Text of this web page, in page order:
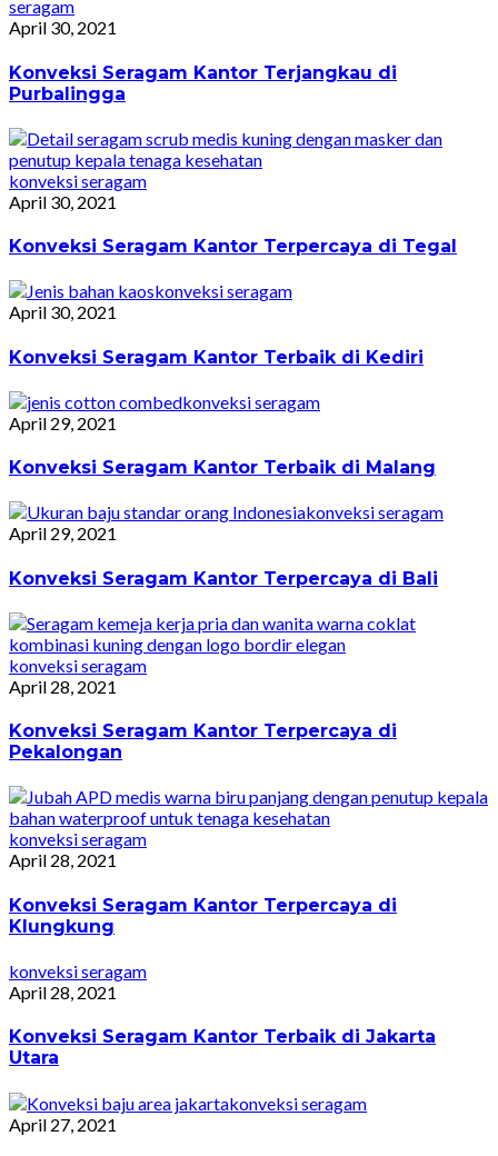
seragam
April 30, 2021
Konveksi Seragam Kantor Terjangkau di
Purbalingga
konveksi seragam
April 30, 2021
Konveksi Seragam Kantor Terpercaya di Tegal
konveksi seragam
April 30, 2021
Konveksi Seragam Kantor Terbaik di Kediri
konveksi seragam
April 29, 2021
Konveksi Seragam Kantor Terbaik di Malang
konveksi seragam
April 29, 2021
Konveksi Seragam Kantor Terpercaya di Bali
konveksi seragam
April 28, 2021
Konveksi Seragam Kantor Terpercaya di
Pekalongan
konveksi seragam
April 28, 2021
Konveksi Seragam Kantor Terpercaya di
Klungkung
konveksi seragam
April 28, 2021
Konveksi Seragam Kantor Terbaik di Jakarta
Utara
konveksi seragam
April 27, 2021